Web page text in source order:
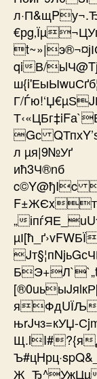
qiВ/
Г/
Gс
л µя|9№Уґ
ић3Ч®nб
c©Y@ђIc
„
яФдUЇЉ
њrJчз=кУЏ-
Щ.lI#?{я
Ж_Ђ^УжЦµ